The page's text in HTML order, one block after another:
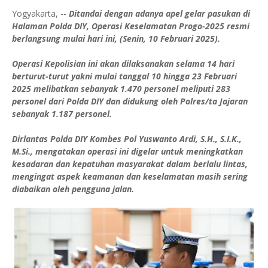
Yogyakarta, -- Ditandai dengan adanya apel gelar pasukan di
Halaman Polda DIY, Operasi Keselamatan Progo-2025 resmi
berlangsung mulai hari ini, (Senin, 10 Februari 2025).
Operasi Kepolisian ini akan dilaksanakan selama 14 hari
berturut-turut yakni mulai tanggal 10 hingga 23 Februari
2025 melibatkan sebanyak 1.470 personel meliputi 283
personel dari Polda DIY dan didukung oleh Polres/ta Jajaran
sebanyak 1.187 personel.
Dirlantas Polda DIY Kombes Pol Yuswanto Ardi, S.H., S.I.K.,
M.Si., mengatakan operasi ini digelar untuk meningkatkan
kesadaran dan kepatuhan masyarakat dalam berlalu lintas,
mengingat aspek keamanan dan keselamatan masih sering
diabaikan oleh pengguna jalan.